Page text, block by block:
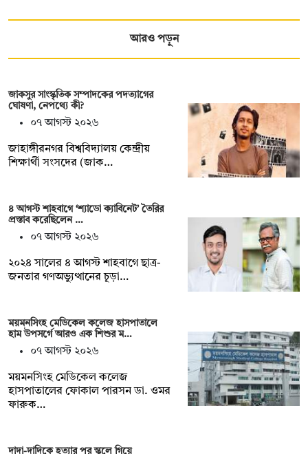
আরও পড়ুন
জাকসুর সাংস্কৃতিক সম্পাদকের পদত্যাগের
ঘোষণা, নেপথ্যে কী?
০৭ আগস্ট ২০২৬
জাহাঙ্গীরনগর বিশ্ববিদ্যালয় কেন্দ্রীয়
শিক্ষার্থী সংসদের (জাক…
৪ আগস্ট শাহবাগে ‘শ্যাডো ক্যাবিনেট’ তৈরির
প্রস্তাব করেছিলেন …
০৭ আগস্ট ২০২৬
২০২৪ সালের ৪ আগস্ট শাহবাগে ছাত্র-
জনতার গণঅভ্যুত্থানের চূড়া…
ময়মনসিংহ মেডিকেল কলেজ হাসপাতালে
হাম উপসর্গে আরও এক শিশুর ম…
০৭ আগস্ট ২০২৬
ময়মনসিংহ মেডিকেল কলেজ
হাসপাতালের ফোকাল পারসন ডা. ওমর
ফারুক…
দাদা-দাদিকে হত্যার পর স্কুলে গিয়ে